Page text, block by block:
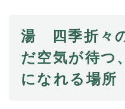
湯 四季折々
だ空気が待つ
になれる場所